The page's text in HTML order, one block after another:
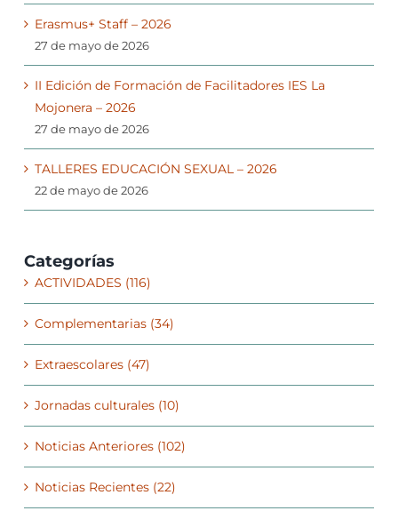
Erasmus+ Staff – 2026
27 de mayo de 2026
II Edición de Formación de Facilitadores IES La
Mojonera – 2026
27 de mayo de 2026
TALLERES EDUCACIÓN SEXUAL – 2026
22 de mayo de 2026
Categorías
ACTIVIDADES (116)
Complementarias (34)
Extraescolares (47)
Jornadas culturales (10)
Noticias Anteriores (102)
Noticias Recientes (22)